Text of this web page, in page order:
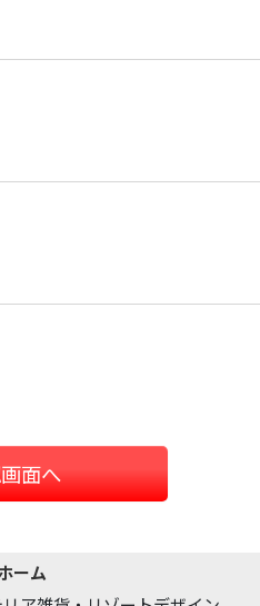
面へ
ーム